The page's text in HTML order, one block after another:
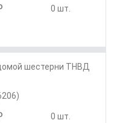
0 шт.
шестерни ТНВД
0 шт.